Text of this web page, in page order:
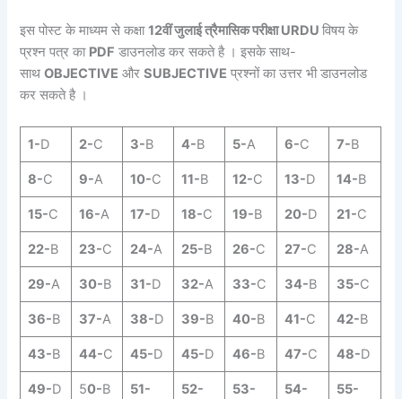
इस पोस्ट के माध्यम से कक्षा12वीं जुलाई त्रैमासिक परीक्षा URDUविषय के
प्रश्न पत्र का PDF डाउनलोड कर सकते है । इसके साथ-
साथOBJECTIVE औरSUBJECTIVE प्रश्नों का उत्तर भी डाउनलोड
कर सकते है ।
1-D 2-C 3-B 4-B 5-A 6-C 7-B
8-C 9-A 10-C 11-B 12-C 13-D 14-B
15-C 16-A 17-D 18-C 19-B 20-D 21-C
22-B 23-C 24-A 25-B 26-C 27-C 28-A
29-A 30-B 31-D 32-A 33-C 34-B 35-C
36-B 37-A 38-D 39-B 40-B 41-C 42-B
43-B 44-C 45-D 45-D 46-B 47-C 48-D
49-D 50-B 51- 52- 53- 54- 55-